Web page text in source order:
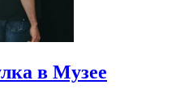
в Музее